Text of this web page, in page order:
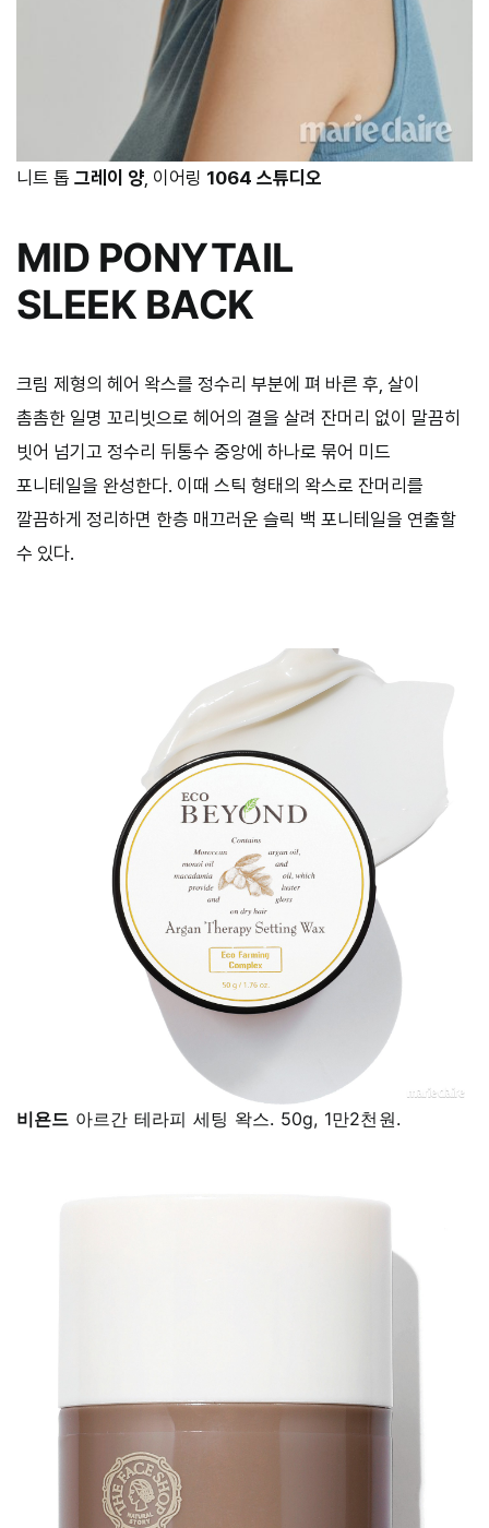
니트 톱 그레이 양, 이어링 1064 스튜디오
MID PONYTAIL
SLEEK BACK
크림 제형의 헤어 왁스를 정수리 부분에 펴 바른 후, 살이
촘촘한 일명 꼬리빗으로 헤어의 결을 살려 잔머리 없이 말끔히
빗어 넘기고 정수리 뒤통수 중앙에 하나로 묶어 미드
포니테일을 완성한다. 이때 스틱 형태의 왁스로 잔머리를
깔끔하게 정리하면 한층 매끄러운 슬릭 백 포니테일을 연출할
수 있다.
비욘드 아르간 테라피 세팅 왁스. 50g, 1만2천원.